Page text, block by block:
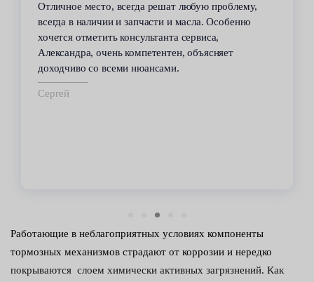
В течение 6 лет пользуюсь услугами данного
сервиса. Высокий профессионализм персонала
всегда помогал решить возникающие с
автомобилем проблемы. Все работы по
техобслуживанию проводились качественно и в
срок.
Работающие в неблагоприятных условиях компоненты
тормозных механизмов страдают от коррозии и нередко
покрываются слоем химически активных загрязнений. Как